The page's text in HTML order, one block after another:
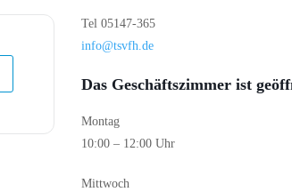
Tel 05147-365
info@tsvfh.de
Das Geschäftszimmerist
Montag
10:00 – 12:00 Uhr
Mittwoch